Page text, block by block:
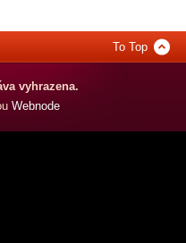
To Top
vyhrazena.
Webnode